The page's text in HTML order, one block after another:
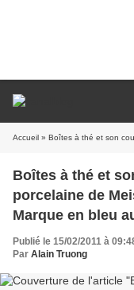
Accueil » Boîtes à thé et son couvercle et Bol
Boîtes à thé et
porcelaine de
Marque en bleu
Publié le 15/02/2011 à
Par Alain Truong